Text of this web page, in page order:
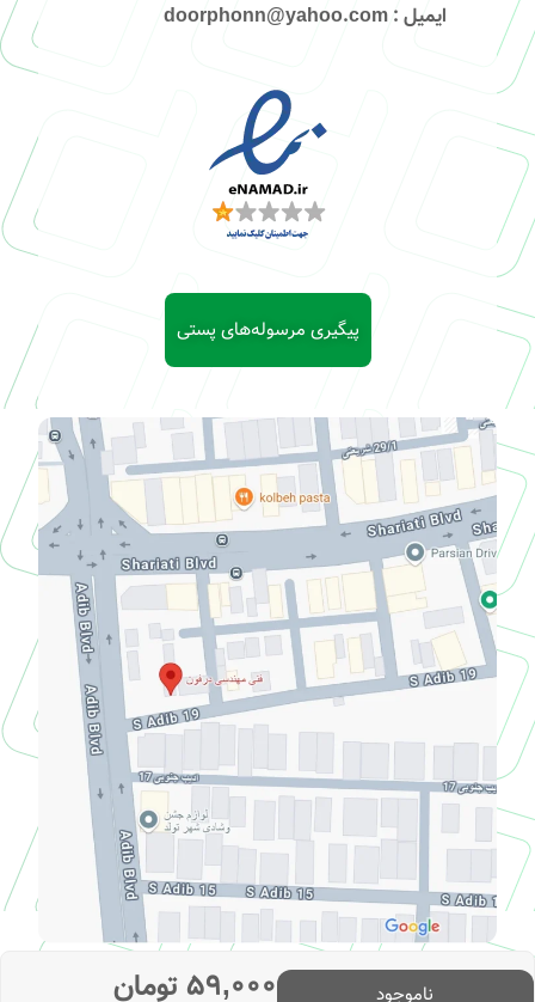
ناموجود ۵۹,۰۰۰ تومان
ایمیل : doorphonn@yahoo.com
پیگیری مرسوله‌های پستی
© تمامی حقوق برای وبسایت doorphone.ir محفوظ است.